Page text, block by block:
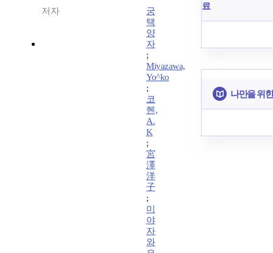
저자
궁
택
양
자
;
Miyazawa,
Yo^ko
;
코
헨,
A.
K
;
宮
澤
洋
子
;
미
야
자
와
료
나만을 위